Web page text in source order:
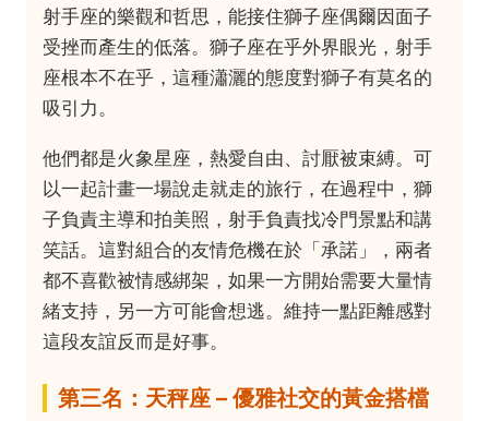
射手座的樂觀和哲思，能接住獅子座偶爾因面子
受挫而產生的低落。獅子座在乎外界眼光，射手
座根本不在乎，這種瀟灑的態度對獅子有莫名的
吸引力。
他們都是火象星座，熱愛自由、討厭被束縛。可
以一起計畫一場說走就走的旅行，在過程中，獅
子負責主導和拍美照，射手負責找冷門景點和講
笑話。這對組合的友情危機在於「承諾」，兩者
都不喜歡被情感綁架，如果一方開始需要大量情
緒支持，另一方可能會想逃。維持一點距離感對
這段友誼反而是好事。
第三名：天秤座 – 優雅社交的黃金搭檔